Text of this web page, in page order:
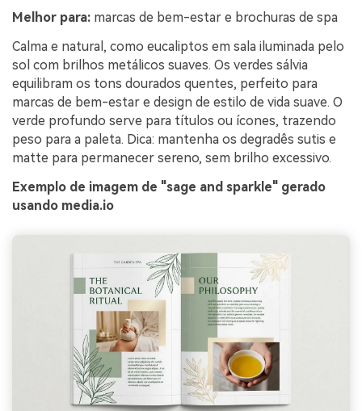
Melhor para: marcas de bem-estar e brochuras de spa
Calma e natural, como eucaliptos em sala iluminada pelo
sol com brilhos metálicos suaves. Os verdes sálvia
equilibram os tons dourados quentes, perfeito para
marcas de bem-estar e design de estilo de vida suave. O
verde profundo serve para títulos ou ícones, trazendo
peso para a paleta. Dica: mantenha os degradês sutis e
matte para permanecer sereno, sem brilho excessivo.
Exemplo de imagem de "sage and sparkle" gerado
usando media.io
Crie imagens com
100% grátis!
Comece Grátis →